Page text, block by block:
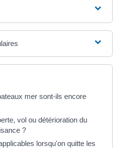
mer sont-ils encore
vol ou détérioration du
?
lorsqu'on quitte les